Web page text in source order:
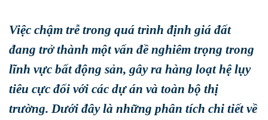
Việc chậm trễ trong quá trình định giá đất
đang trở thành một vấn đề nghiêm trọng trong
lĩnh vực bất động sản, gây ra hàng loạt hệ lụy
tiêu cực đối với các dự án và toàn bộ thị
trường. Dưới đây là những phân tích chi tiết về